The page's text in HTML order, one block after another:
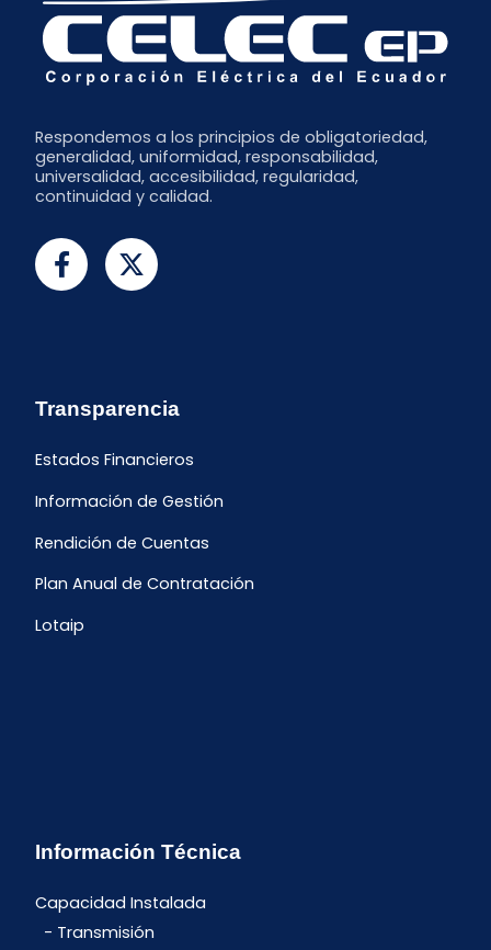
Respondemos a los principios de obligatoriedad,
generalidad, uniformidad, responsabilidad,
universalidad, accesibilidad, regularidad,
continuidad y calidad.
Transparencia
Estados Financieros
Información de Gestión
Rendición de Cuentas
Plan Anual de Contratación
Lotaip
Información Técnica
Capacidad Instalada
Transmisión